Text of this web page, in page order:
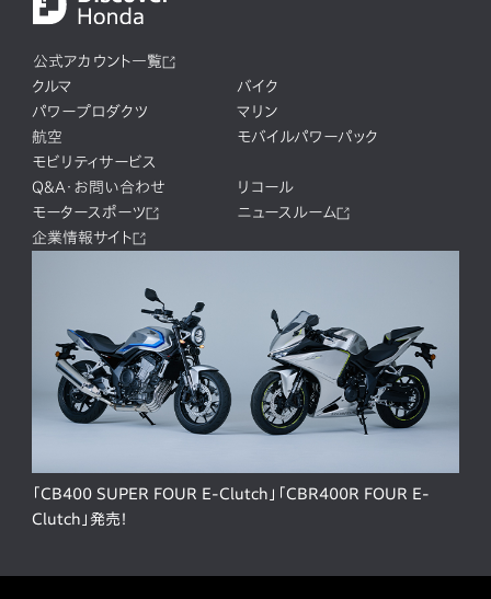
公式アカウント一覧
クルマ
バイク
パワープロダクツ
マリン
航空
モバイルパワーパック
モビリティサービス
Q&A・お問い合わせ
リコール
モータースポーツ
ニュースルーム
企業情報サイト
「CB400 SUPER FOUR E-Clutch」「CBR400R FOUR E-
Clutch」発売！